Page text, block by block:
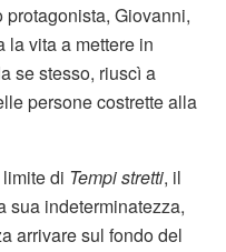
Giovanni,
la vita a mettere in
se stesso, riuscì a
persone costrette alla
di Tempi stretti, il
sua indeterminatezza,
arrivare sul fondo del